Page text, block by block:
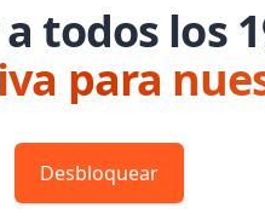
todos los
para
Desbloquear